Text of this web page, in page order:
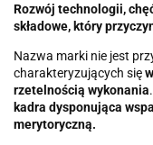
Rozwój technologii,
składowe, który
Nazwa marki nie jest
charakteryzujących się
rzetelnością wykonania
kadra dysponująca
merytoryczną.